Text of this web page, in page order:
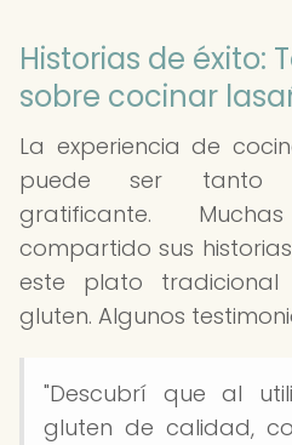
Historias de éxito:
sobre cocinar
La experiencia de
puede ser tanto
gratificante.
compartido sus
este plato
gluten. Algunos
"Descubrí que al
gluten de calidad,